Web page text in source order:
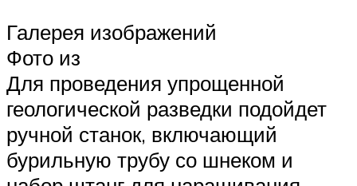
Галерея изображений
Фото из
Для проведения упрощенной
геологической разведки подойдет
ручной станок, включающий
бурильную трубу со шнеком и